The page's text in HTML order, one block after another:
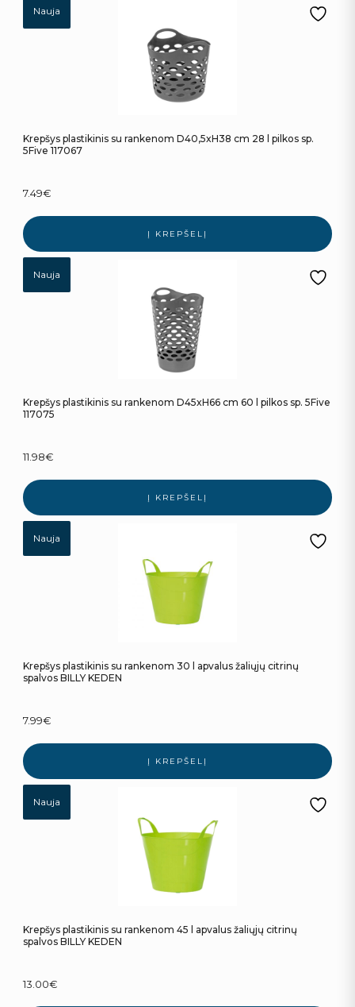
Nauja
Krepšys plastikinis su rankenom D40,5xH38 cm 28 l pilkos sp.
5Five 117067
7.49€
Į KREPŠELĮ
Nauja
Krepšys plastikinis su rankenom D45xH66 cm 60 l pilkos sp. 5Five
117075
11.98€
Į KREPŠELĮ
Nauja
Krepšys plastikinis su rankenom 30 l apvalus žaliųjų citrinų
spalvos BILLY KEDEN
7.99€
Į KREPŠELĮ
Nauja
Krepšys plastikinis su rankenom 45 l apvalus žaliųjų citrinų
spalvos BILLY KEDEN
13.00€